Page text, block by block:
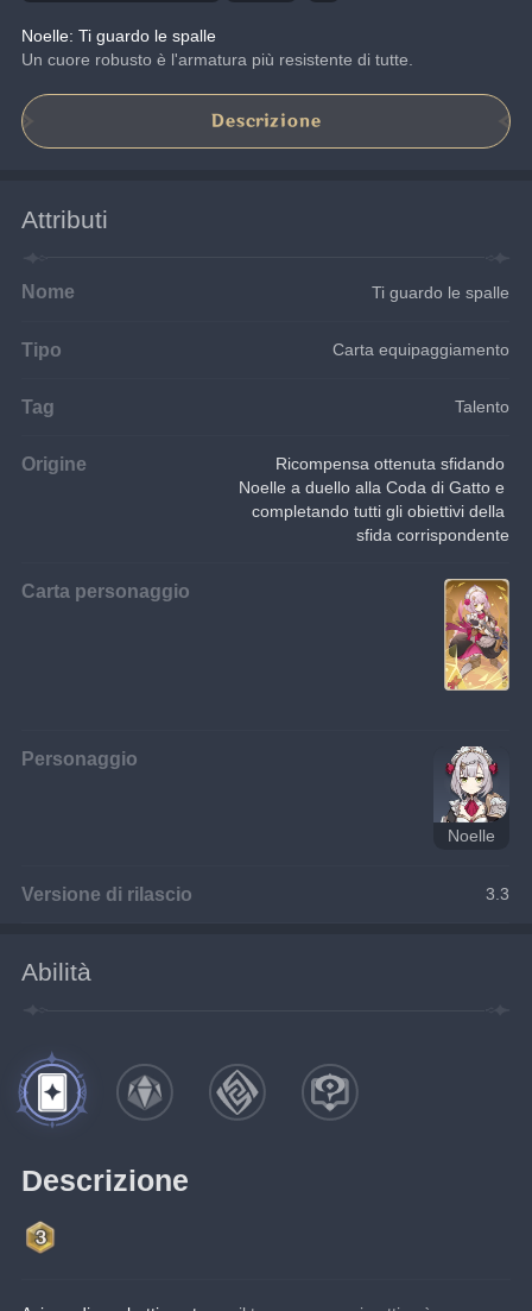
Noelle: Ti guardo le spalle
Un cuore robusto è l'armatura più resistente di tutte.
Descrizione
Attributi
Nome Ti guardo le spalle
Tipo Carta equipaggiamento
Tag Talento
Origine
Ricompensa ottenuta sfidando
Noelle a duello alla Coda di Gatto e
completando tutti gli obiettivi della
sfida corrispondente
Carta personaggio
Personaggio
Noelle
Versione di rilascio 3.3
Abilità
Descrizione